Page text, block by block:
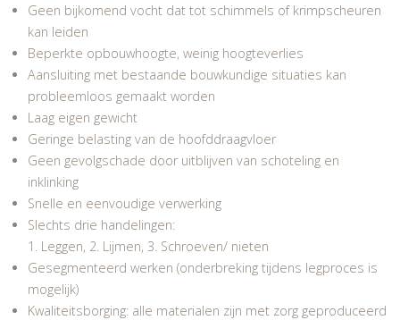
Geen bijkomend vocht dat tot schimmels of krimpscheuren
kan leiden
Beperkte opbouwhoogte, weinig hoogteverlies
Aansluiting met bestaande bouwkundige situaties kan
probleemloos gemaakt worden
Laag eigen gewicht
Geringe belasting van de hoofddraagvloer
Geen gevolgschade door uitblijven van schoteling en
inklinking
Snelle en eenvoudige verwerking
Slechts drie handelingen:
1. Leggen, 2. Lijmen, 3. Schroeven/ nieten
Gesegmenteerd werken (onderbreking tijdens legproces is
mogelijk)
Kwaliteitsborging: alle materialen zijn met zorg geproduceerd